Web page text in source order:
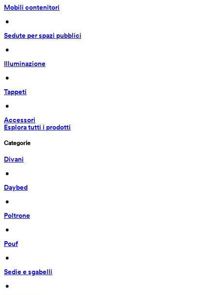
Mobili contenitori
•
Sedute per spazi pubblici
•
Illuminazione
•
Tappeti
•
Accessori
Esplora tutti i prodotti
Categorie
Divani
•
Daybed
•
Poltrone
•
Pouf
•
Sedie e sgabelli
•